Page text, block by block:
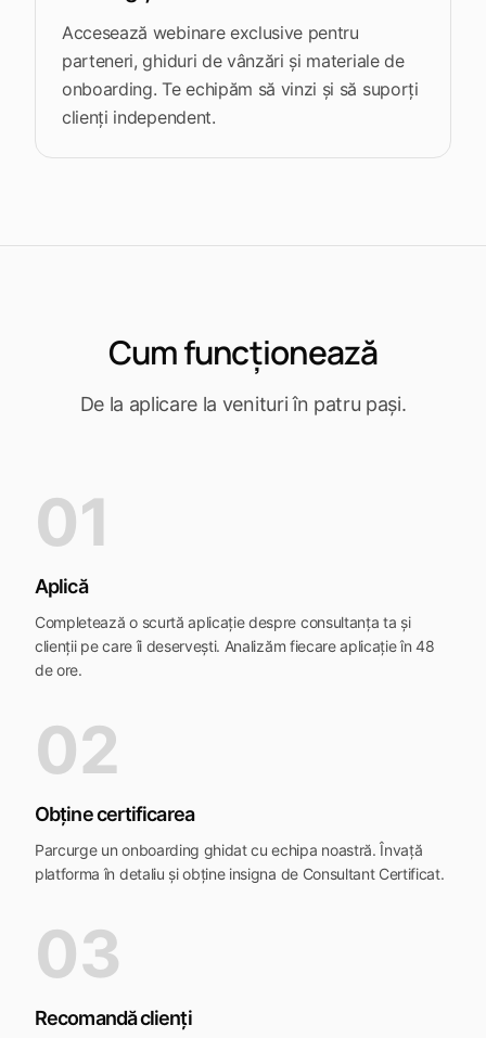
Accesează webinare exclusive pentru
parteneri, ghiduri de vânzări și materiale de
onboarding. Te echipăm să vinzi și să suporți
clienți independent.
Cum funcționează
De la aplicare la venituri în patru pași.
01
Aplică
Completează o scurtă aplicație despre consultanța ta și
clienții pe care îi deservești. Analizăm fiecare aplicație în 48
de ore.
02
Obține certificarea
Parcurge un onboarding ghidat cu echipa noastră. Învață
platforma în detaliu și obține insigna de Consultant Certificat.
03
Recomandă clienți